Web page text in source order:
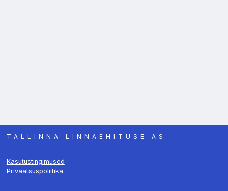
TALLINNA LINNAEHITUSE AS
Kasutustingimused
Privaatsuspoliitika